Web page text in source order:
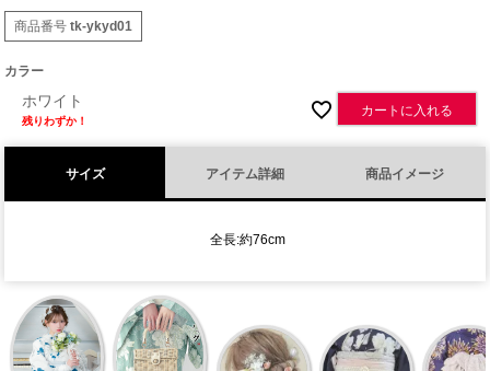
商品番号 tk-ykyd01
カラー
ホワイト
残りわずか！
カートに入れる
サイズ アイテム詳細 商品イメージ
全長:約76cm